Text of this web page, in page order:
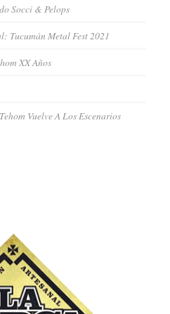
Socci & Pelops
Tucumán Metal Fest 2021
XX Años
Vuelve A Los Escenarios